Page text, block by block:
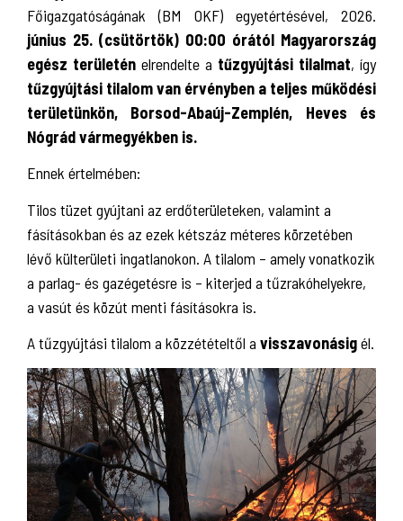
Főigazgatóságának (BM OKF) egyetértésével, 2026.
június 25. (csütörtök) 00:00 órától Magyarország
egész területén elrendelte a tűzgyújtási tilalmat, így
tűzgyújtási tilalom van érvényben a teljes működési
területünkön, Borsod-Abaúj-Zemplén, Heves és
Nógrád vármegyékben is.
Ennek értelmében:
Tilos tüzet gyújtani az erdőterületeken, valamint a
fásításokban és az ezek kétszáz méteres körzetében
lévő külterületi ingatlanokon. A tilalom – amely vonatkozik
a parlag- és gazégetésre is – kiterjed a tűzrakóhelyekre,
a vasút és közút menti fásításokra is.
A tűzgyújtási tilalom a közzétételtől a visszavonásigél.